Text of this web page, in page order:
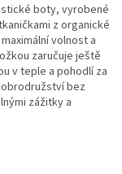
boty, vyrobené
z organické
volnost a
zaručuje ještě
v teple a pohodlí za
bez
zážitky a